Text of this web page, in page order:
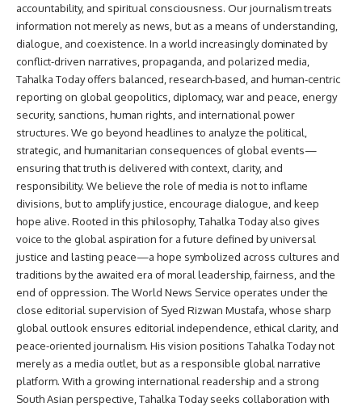
accountability, and spiritual consciousness. Our journalism treats
information not merely as news, but as a means of understanding,
dialogue, and coexistence. In a world increasingly dominated by
conflict-driven narratives, propaganda, and polarized media,
Tahalka Today offers balanced, research-based, and human-centric
reporting on global geopolitics, diplomacy, war and peace, energy
security, sanctions, human rights, and international power
structures. We go beyond headlines to analyze the political,
strategic, and humanitarian consequences of global events—
ensuring that truth is delivered with context, clarity, and
responsibility. We believe the role of media is not to inflame
divisions, but to amplify justice, encourage dialogue, and keep
hope alive. Rooted in this philosophy, Tahalka Today also gives
voice to the global aspiration for a future defined by universal
justice and lasting peace—a hope symbolized across cultures and
traditions by the awaited era of moral leadership, fairness, and the
end of oppression. The World News Service operates under the
close editorial supervision of Syed Rizwan Mustafa, whose sharp
global outlook ensures editorial independence, ethical clarity, and
peace-oriented journalism. His vision positions Tahalka Today not
merely as a media outlet, but as a responsible global narrative
platform. With a growing international readership and a strong
South Asian perspective, Tahalka Today seeks collaboration with